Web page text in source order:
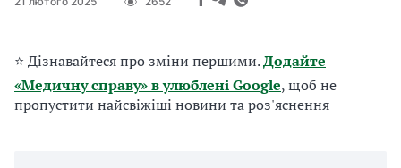
⭐ Дізнавайтеся про зміни першими.Додайте
«Медичну справу» в улюблені Google, щоб не
пропустити найсвіжіші новини та роз'яснення
и
Б